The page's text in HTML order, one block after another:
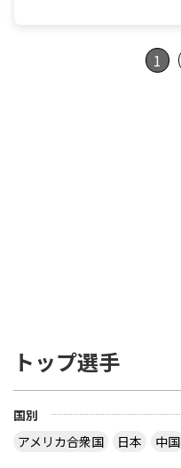
1
トップ選手
国別
アメリカ合衆国
日本 中国